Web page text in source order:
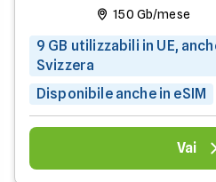
150 Gb/mese
9 GB utilizzabili in UE,
Svizzera
Disponibile anche in eSIM
Vai